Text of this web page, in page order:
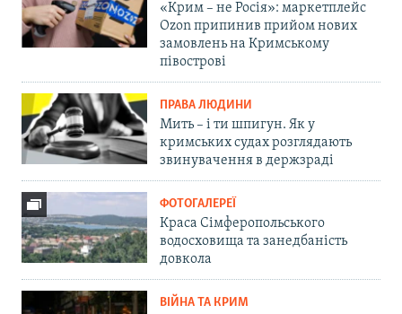
«Крим – не Росія»: маркетплейс
Ozon припинив прийом нових
замовлень на Кримському
півострові
ПРАВА ЛЮДИНИ
Мить – і ти шпигун. Як у
кримських судах розглядають
звинувачення в держзраді
ФОТОГАЛЕРЕЇ
Краса Сімферопольського
водосховища та занедбаність
довкола
ВІЙНА ТА КРИМ